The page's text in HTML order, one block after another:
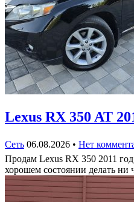
Lexus RX 350 AT
Сеть 06.08.2026 • Нет
Продам Lexus RX 350 2011
хорошем состоянии делать